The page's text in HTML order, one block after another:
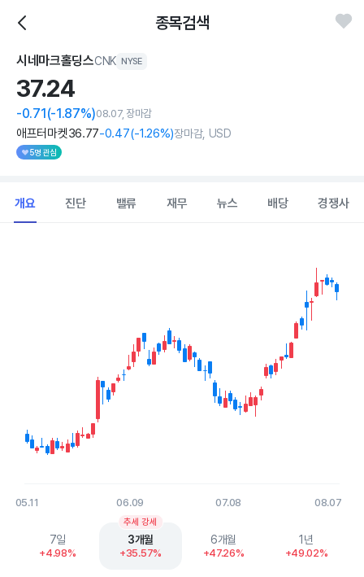
종목검색
시네마크홀딩스CNK NYSE
37.24
-0.71(-1.87%)08.07, 장마감
애프터마켓36.77-0.47(-1.26%)장마감, USD
5명 관심
개요 진단 밸류 재무 뉴스 배당 경쟁사
The chart has 1 X axis displaying Time. Data ranges from
The chart has 1 Y axis displaying values. Data ranges from 25.78
05.11 06.09 07.08 08.07
End of interactive chart.
7일
+4.98%
3개월
+35.57%
추세 강세
6개월
+47.26%
1년
+49.02%